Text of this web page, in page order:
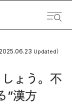
2025.06.23 Updated）
ょう。不
”漢方